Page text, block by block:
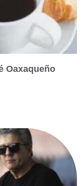
Oaxaqueño